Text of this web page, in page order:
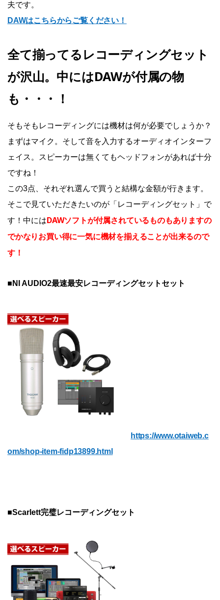
夫です。
DAWはこちらからご覧ください！
全て揃ってるレコーディングセット
が沢山。中にはDAWが付属の物
も・・・！
そもそもレコーディングには機材は何が必要でしょうか？
まずはマイク。そして音を入力するオーディオインターフ
ェイス。スピーカーは無くてもヘッドフォンがあれば十分
ですね！
この3点、それぞれ選んで買うと結構な金額が行きます。
そこで見ていただきたいのが「レコーディングセット」で
す！中にはDAWソフトが付属されているものもありますの
でかなりお買い得に一気に機材を揃えることが出来るので
す！
■NI AUDIO2最速最安レコーディングセットセット
https://www.otaiweb.c
om/shop-item-fidp13899.html
■Scarlett完璧レコーディングセット